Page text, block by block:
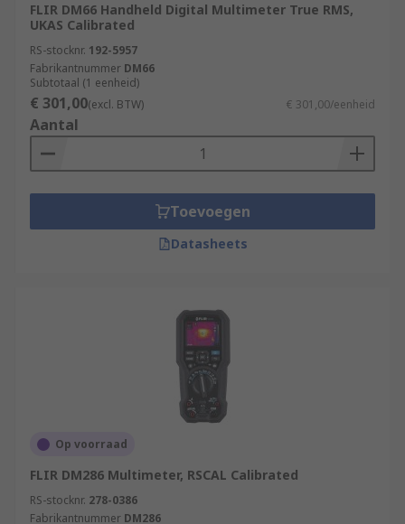
FLIR DM66 Handheld Digital Multimeter True RMS,
UKAS Calibrated
RS-stocknr. 192-5957
Fabrikantnummer DM66
Subtotaal (1 eenheid)
€ 301,00(excl. BTW) € 301,00/eenheid
Aantal
Toevoegen
Datasheets
Op voorraad
FLIR DM286 Multimeter, RSCAL Calibrated
RS-stocknr. 278-0386
Fabrikantnummer DM286